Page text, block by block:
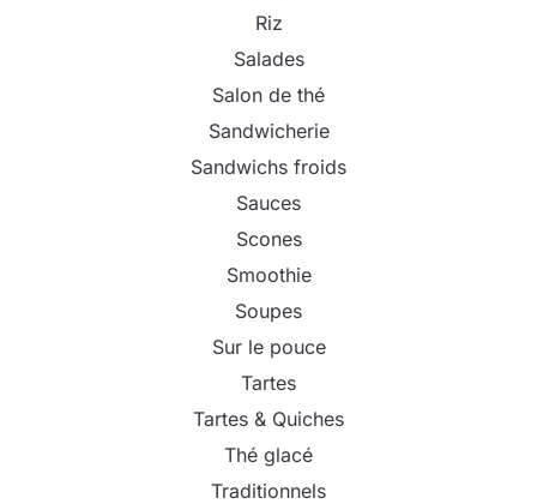
Riz
Salades
Salon de thé
Sandwicherie
Sandwichs froids
Sauces
Scones
Smoothie
Soupes
Sur le pouce
Tartes
Tartes & Quiches
Thé glacé
Traditionnels